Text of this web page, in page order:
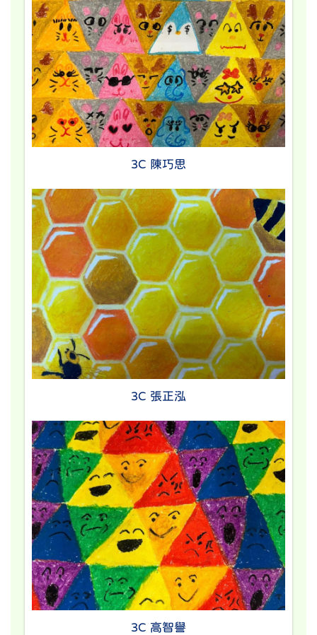
3C 陳巧思
3C 張正泓
3C 高智譽